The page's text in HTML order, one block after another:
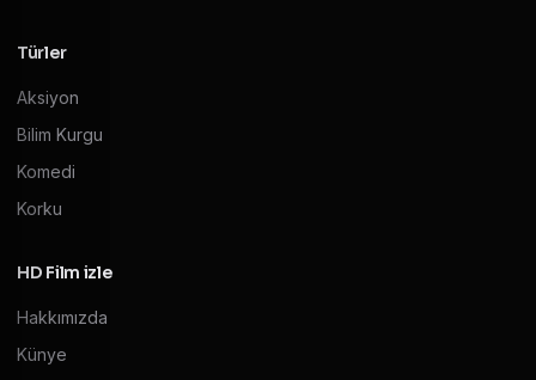
Türler
Aksiyon
Bilim Kurgu
Komedi
Korku
HD Film izle
Hakkımızda
Künye